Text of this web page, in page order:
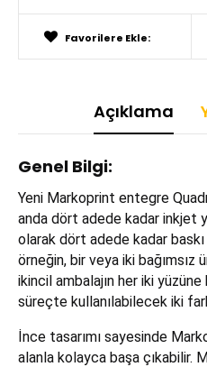
Favorilere Ekle:
Açıklama
Genel Bilgi:
Yeni Markoprint entegre
anda dört adede kadar inkjet
olarak dört adede kadar baskı
örneğin, bir veya iki bağımsız
ikincil ambalajın her iki yüzüne
süreçte kullanılabilecek iki
İnce tasarımı sayesinde
alanla kolayca başa çıkabilir.